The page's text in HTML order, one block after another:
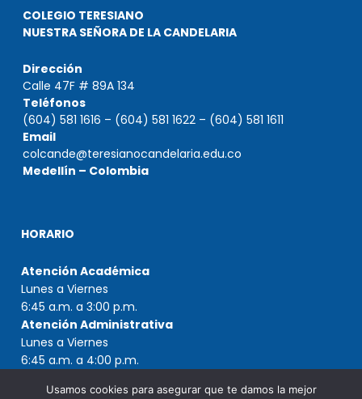
COLEGIO TERESIANO
NUESTRA SEÑORA DE LA CANDELARIA
Dirección
Calle 47F # 89A 134
Teléfonos
(604) 581 1616 – (604) 581 1622 – (604) 581 1611
Email
colcande@teresianocandelaria.edu.co
Medellín – Colombia
HORARIO
Atención Académica
Lunes a Viernes
6:45 a.m. a 3:00 p.m.
Atención Administrativa
Lunes a Viernes
6:45 a.m. a 4:00 p.m.
Usamos cookies para asegurar que te damos la mejor